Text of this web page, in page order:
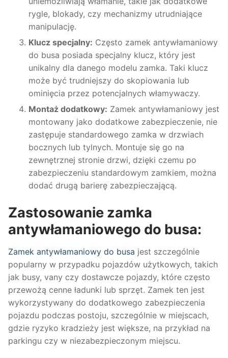
rygle, blokady, czy mechanizmy utrudniające
manipulację.
Klucz specjalny: Często zamek antywłamaniowy
do busa posiada specjalny klucz, który jest
unikalny dla danego modelu zamka. Taki klucz
może być trudniejszy do skopiowania lub
ominięcia przez potencjalnych włamywaczy.
Montaż dodatkowy: Zamek antywłamaniowy jest
montowany jako dodatkowe zabezpieczenie, nie
zastępuje standardowego zamka w drzwiach
bocznych lub tylnych. Montuje się go na
zewnętrznej stronie drzwi, dzięki czemu po
zabezpieczeniu standardowym zamkiem, można
dodać drugą barierę zabezpieczającą.
Zastosowanie zamka
antywłamaniowego do busa:
Zamek antywłamaniowy do busa jest szczególnie
popularny w przypadku pojazdów użytkowych, takich
jak busy, vany czy dostawcze pojazdy, które często
przewożą cenne ładunki lub sprzęt. Zamek ten jest
wykorzystywany do dodatkowego zabezpieczenia
pojazdu podczas postoju, szczególnie w miejscach,
gdzie ryzyko kradzieży jest większe, na przykład na
parkingu czy w niezabezpieczonym miejscu.